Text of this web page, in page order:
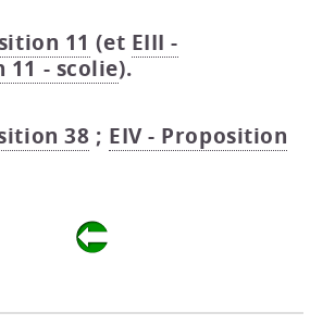
11 (et EIII -
11 - scolie).
38 ; EIV - Proposition